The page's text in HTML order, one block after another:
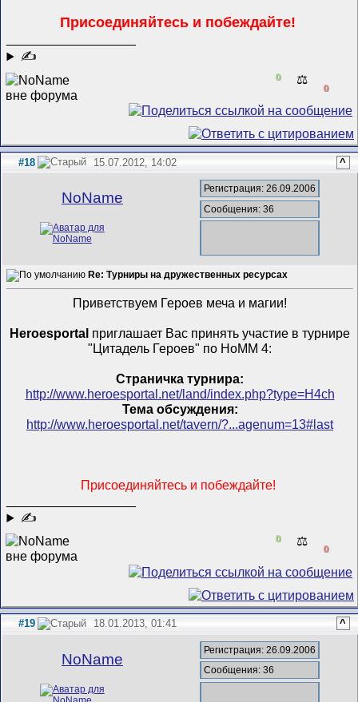
Присоединяйтесь и побеждайте!
✍
0 ⚖️
0
#18 15.07.2012, 14:02 ^
NoName
Регистрация: 26.09.2006
Сообщения: 36
Re: Турниры на дружественных ресурсах
Приветствуем Героев меча и магии!
Heroesportal приглашает Вас принять участие в турнире
"Цитадель Героев" по HoMM 4:
Страничка турнира:
http://www.heroesportal.net/land/index.php?type=H4ch
Тема обсуждения:
http://www.heroesportal.net/tavern/?...agenum=13#last
Присоединяйтесь и побеждайте!
✍
0 ⚖️
0
#19 18.01.2013, 01:41 ^
NoName
Регистрация: 26.09.2006
Сообщения: 36